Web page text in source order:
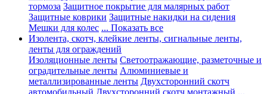
тормоза Защитное покрытие для малярных работ
Защитные коврики Защитные накидки на сидения
Мешки для колес ... Показать все
Изолента, скотч, клейкие ленты, сигнальные ленты,
ленты для ограждений
Изоляционные ленты Светоотражающие, разметочные и
оградительные ленты Алюминиевые и
металлизированные ленты Двухсторонний скотч
автомобильный Двухсторонний скотч монтажный ...